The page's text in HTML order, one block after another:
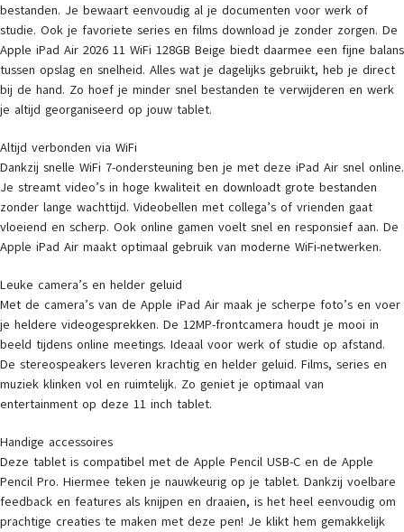
bestanden. Je bewaart eenvoudig al je documenten voor werk of
studie. Ook je favoriete series en films download je zonder zorgen. De
Apple iPad Air 2026 11 WiFi 128GB Beige biedt daarmee een fijne balans
tussen opslag en snelheid. Alles wat je dagelijks gebruikt, heb je direct
bij de hand. Zo hoef je minder snel bestanden te verwijderen en werk
je altijd georganiseerd op jouw tablet.
Altijd verbonden via WiFi
Dankzij snelle WiFi 7-ondersteuning ben je met deze iPad Air snel online.
Je streamt video’s in hoge kwaliteit en downloadt grote bestanden
zonder lange wachttijd. Videobellen met collega’s of vrienden gaat
vloeiend en scherp. Ook online gamen voelt snel en responsief aan. De
Apple iPad Air maakt optimaal gebruik van moderne WiFi-netwerken.
Leuke camera’s en helder geluid
Met de camera’s van de Apple iPad Air maak je scherpe foto’s en voer
je heldere videogesprekken. De 12MP-frontcamera houdt je mooi in
beeld tijdens online meetings. Ideaal voor werk of studie op afstand.
De stereospeakers leveren krachtig en helder geluid. Films, series en
muziek klinken vol en ruimtelijk. Zo geniet je optimaal van
entertainment op deze 11 inch tablet.
Handige accessoires
Deze tablet is compatibel met de Apple Pencil USB-C en de Apple
Pencil Pro. Hiermee teken je nauwkeurig op je tablet. Dankzij voelbare
feedback en features als knijpen en draaien, is het heel eenvoudig om
prachtige creaties te maken met deze pen! Je klikt hem gemakkelijk